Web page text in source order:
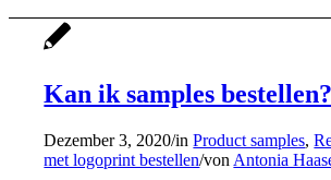
Kan ik samples bestellen?
Dezember 3, 2020/inProduct samples,
met logoprint bestellen/von Antonia